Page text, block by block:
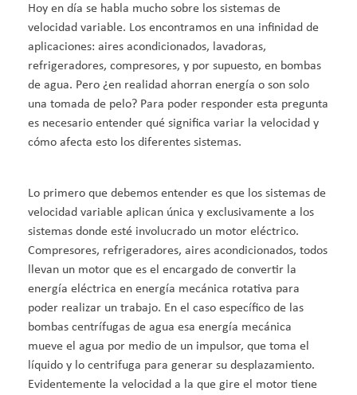
Hoy en día se habla mucho sobre los sistemas de
velocidad variable. Los encontramos en una infinidad de
aplicaciones: aires acondicionados, lavadoras,
refrigeradores, compresores, y por supuesto, en bombas
de agua. Pero ¿en realidad ahorran energía o son solo
una tomada de pelo? Para poder responder esta pregunta
es necesario entender qué significa variar la velocidad y
cómo afecta esto los diferentes sistemas.
Lo primero que debemos entender es que los sistemas de
velocidad variable aplican única y exclusivamente a los
sistemas donde esté involucrado un motor eléctrico.
Compresores, refrigeradores, aires acondicionados, todos
llevan un motor que es el encargado de convertir la
energía eléctrica en energía mecánica rotativa para
poder realizar un trabajo. En el caso específico de las
bombas centrífugas de agua esa energía mecánica
mueve el agua por medio de un impulsor, que toma el
líquido y lo centrifuga para generar su desplazamiento.
Evidentemente la velocidad a la que gire el motor tiene